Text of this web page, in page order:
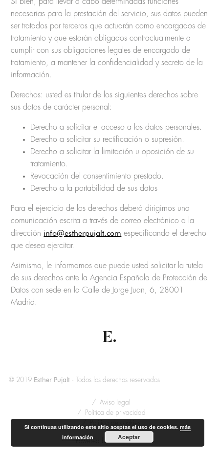
necesarias para la prestación del servicio, sus datos pueden
ser tratados por terceros que actuarán como encargados de
tratamiento y que estarán obligados contractualmente a
cumplir con sus obligaciones legales de encargado de
tratamiento, a mantener la confidencialidad y secreto de la
información.
Derechos: usted es titular de los siguientes derechos sobre
sus datos de carácter personal:
Derecho a solicitar el acceso a los datos personales.
Derecho a solicitar su rectificación o supresión.
Derecho a solicitar la limitación u oposición de su
tratamiento.
Revocación del consentimiento prestado.
Derecho a la portabilidad de sus datos
Para el ejercicio de los derechos deberá dirigirnos una
comunicación escrita a través de correo electrónico a la
dirección info@estherpujalt.com especificando el derecho
que desea ejercitar.
Asimismo, le informamos que puede usted solicitar la tutela
de sus derechos ante la Agencia Española de Protección de
Datos con sede en la Calle de Jorge Juan, 6, 28001
Madrid.
E.
Powered byLío creativo
© 2019 Esther Pujalt· Todos los derechos reservados
Aviso legal
Política de privacidad
Si continuas utilizando este sitio aceptas el uso de cookies.más
información
Aceptar